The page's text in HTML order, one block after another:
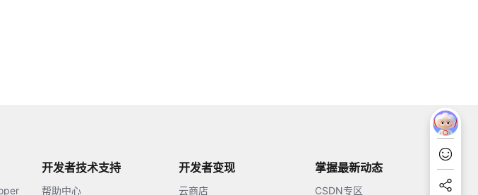
开发者技术支持
帮助中心
开发者变现
云商店
掌握最新动态
CSDN专区